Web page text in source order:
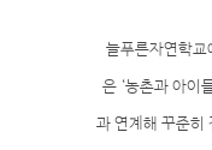
늘푸른자연학
은 ‘농촌과 아이
과 연계해 꾸준히